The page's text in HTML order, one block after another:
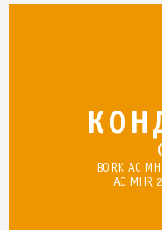
КО Н
(
BORK AC M
AC MHR